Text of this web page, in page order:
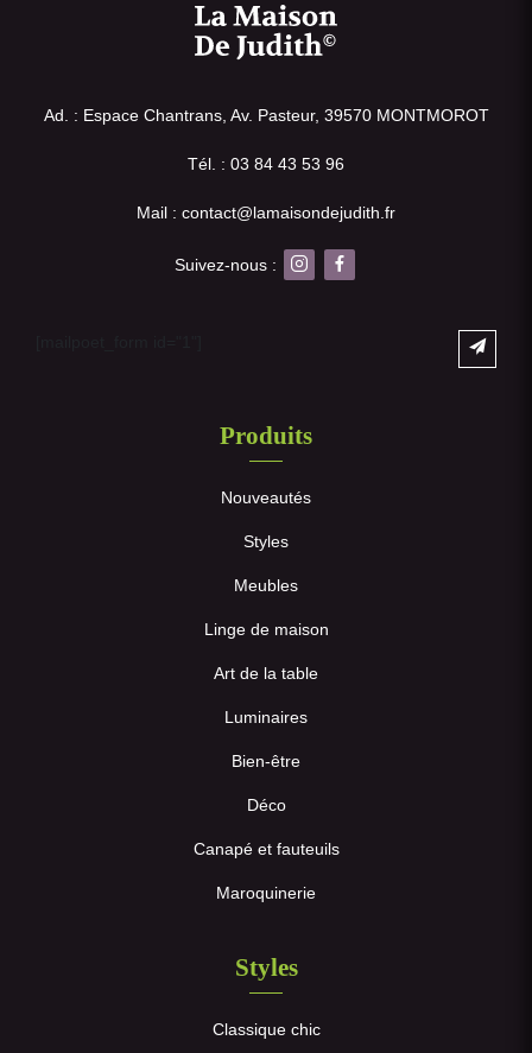
Ad. : Espace Chantrans, Av. Pasteur, 39570 MONTMOROT
Tél. : 03 84 43 53 96
Mail : contact@lamaisondejudith.fr
Suivez-nous :
Produits
Nouveautés
Styles
Meubles
Linge de maison
Art de la table
Luminaires
Bien-être
Déco
Canapé et fauteuils
Maroquinerie
Styles
Classique chic